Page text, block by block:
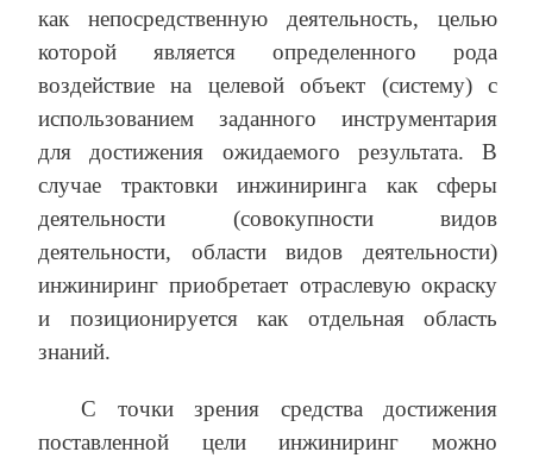
как непосредственную деятельность, целью
которой является определенного рода
воздействие на целевой объект (систему) с
использованием заданного инструментария
для достижения ожидаемого результата. В
случае трактовки инжиниринга как сферы
деятельности (совокупности видов
деятельности, области видов деятельности)
инжиниринг приобретает отраслевую окраску
и позиционируется как отдельная область
знаний.
С точки зрения средства достижения
поставленной цели инжиниринг можно